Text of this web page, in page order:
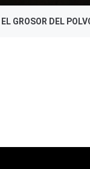
EL GROSOR DEL